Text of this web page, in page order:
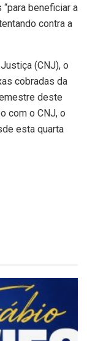
beneficiar a
contra a
(CNJ), o
cobradas da
deste
com o CNJ, o
esta quarta